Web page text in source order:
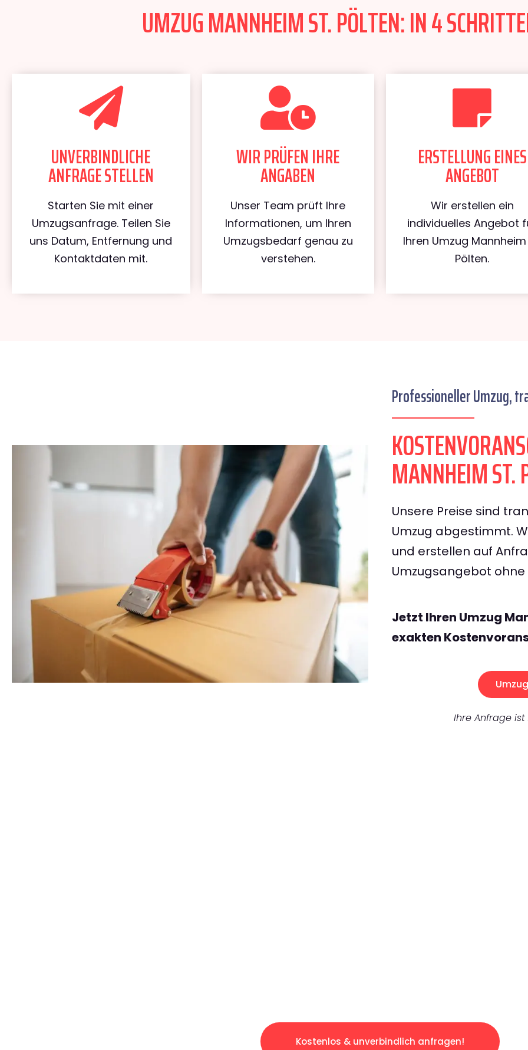
UMZUG MANNHEIM ST. PÖLTEN: IN 4
UNVERBINDLICHE
ANFRAGE STELLEN
Starten Sie mit einer
Umzugsanfrage. Teilen Sie
uns Datum, Entfernung und
Kontaktdaten mit.
WIR PRÜFEN IHRE
ANGABEN
Unser Team prüft Ihre
Informationen, um Ihren
Umzugsbedarf genau zu
verstehen.
ERSTELLUNG EINES
ANGEBOT
Wir erstellen ein
individuelles Angebot
Ihren Umzug Mannheim
Pölten.
Professioneller Umzug,
MANNHEIM ST.
Unsere Preise sind
Umzug abgestimmt.
und erstellen auf
Umzugsangebot
Jetzt Ihren Umzug
exakten
Ihre Anfrage ist
Kostenlos & unverbindlich anfragen!